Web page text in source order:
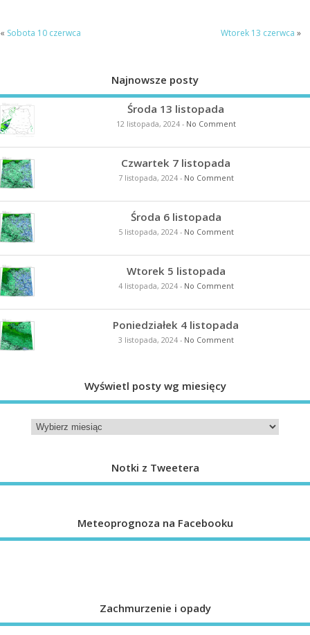
« Sobota 10 czerwca Wtorek 13 czerwca »
Najnowsze posty
Środa 13 listopada
12 listopada, 2024- No Comment
Czwartek 7 listopada
7 listopada, 2024- No Comment
Środa 6 listopada
5 listopada, 2024- No Comment
Wtorek 5 listopada
4 listopada, 2024- No Comment
Poniedziałek 4 listopada
3 listopada, 2024- No Comment
Wyświetl posty wg miesięcy
Notki z Tweetera
Meteoprognoza na Facebooku
Zachmurzenie i opady